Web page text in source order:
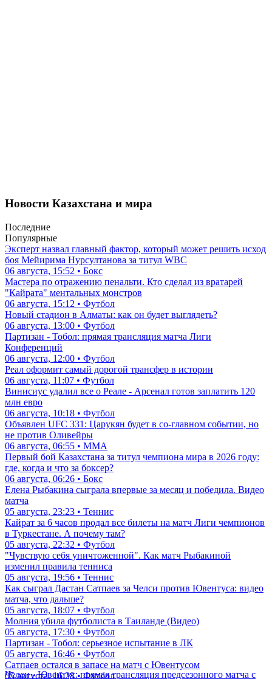
Новости Казахстана и мира
Последние
Популярные
Эксперт назвал главный фактор, который может решить исход
боя Мейирима Нурсултанова за титул WBC
06 августа, 15:52 • Бокс
Мастера по отражению пенальти. Кто сделал из вратарей
"Кайрата" ментальных монстров
06 августа, 15:12 • Футбол
Новый стадион в Алматы: как он будет выглядеть?
06 августа, 13:00 • Футбол
Партизан - Тобол: прямая трансляция матча Лиги
Конференций
06 августа, 12:00 • Футбол
Реал оформит самый дорогой трансфер в истории
06 августа, 11:07 • Футбол
Винисиус удалил все о Реале - Арсенал готов заплатить 120
млн евро
06 августа, 10:18 • Футбол
Объявлен UFC 331: Царукян будет в со-главном событии, но
не против Оливейры
06 августа, 06:55 • ММА
Первый бой Казахстана за титул чемпиона мира в 2026 году:
где, когда и что за боксер?
06 августа, 06:26 • Бокс
Елена Рыбакина сыграла впервые за месяц и победила. Видео
матча
05 августа, 23:23 • Теннис
Кайрат за 6 часов продал все билеты на матч Лиги чемпионов
в Туркестане. А почему там?
05 августа, 22:32 • Футбол
"Чувствую себя уничтоженной". Как матч Рыбакиной
изменил правила тенниса
05 августа, 19:56 • Теннис
Как сыграл Дастан Сатпаев за Челси против Ювентуса: видео
матча, что дальше?
05 августа, 18:07 • Футбол
Молния убила футболиста в Таиланде (Видео)
05 августа, 17:30 • Футбол
Партизан - Тобол: серьезное испытание в ЛК
05 августа, 16:46 • Футбол
Сатпаев остался в запасе на матч с Ювентусом
05 августа, 16:28 • Футбол
Челси - Ювентус: прямая трансляция предсезонного матча с